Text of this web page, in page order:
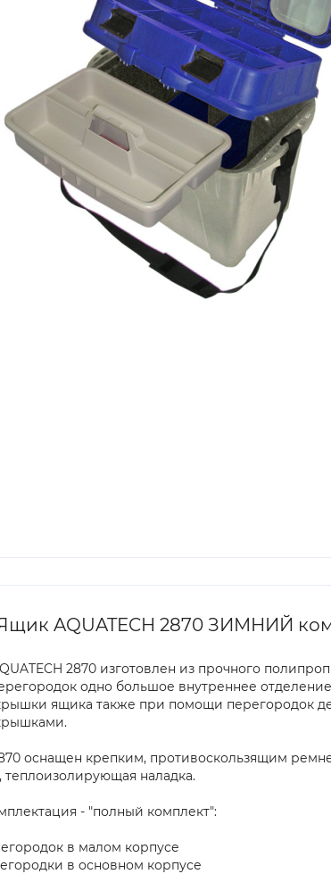
AQUATECH 2870 ЗИМНИЙ
2870 изготовлен из прочного
одно большое внутреннее
ящика также при помощи перегородок
оснащен крепким, противоскользящим
теплоизолирующая наладка.
- "полный комплект":
в малом корпусе
в основном корпусе